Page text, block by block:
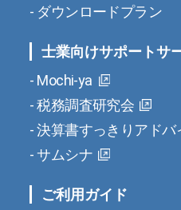
ダウンロードプラン
士業向けサポートサ
Mochi-ya
税務調査研究会
決算書すっきりアドバ
サムシナ
ご利用ガイド